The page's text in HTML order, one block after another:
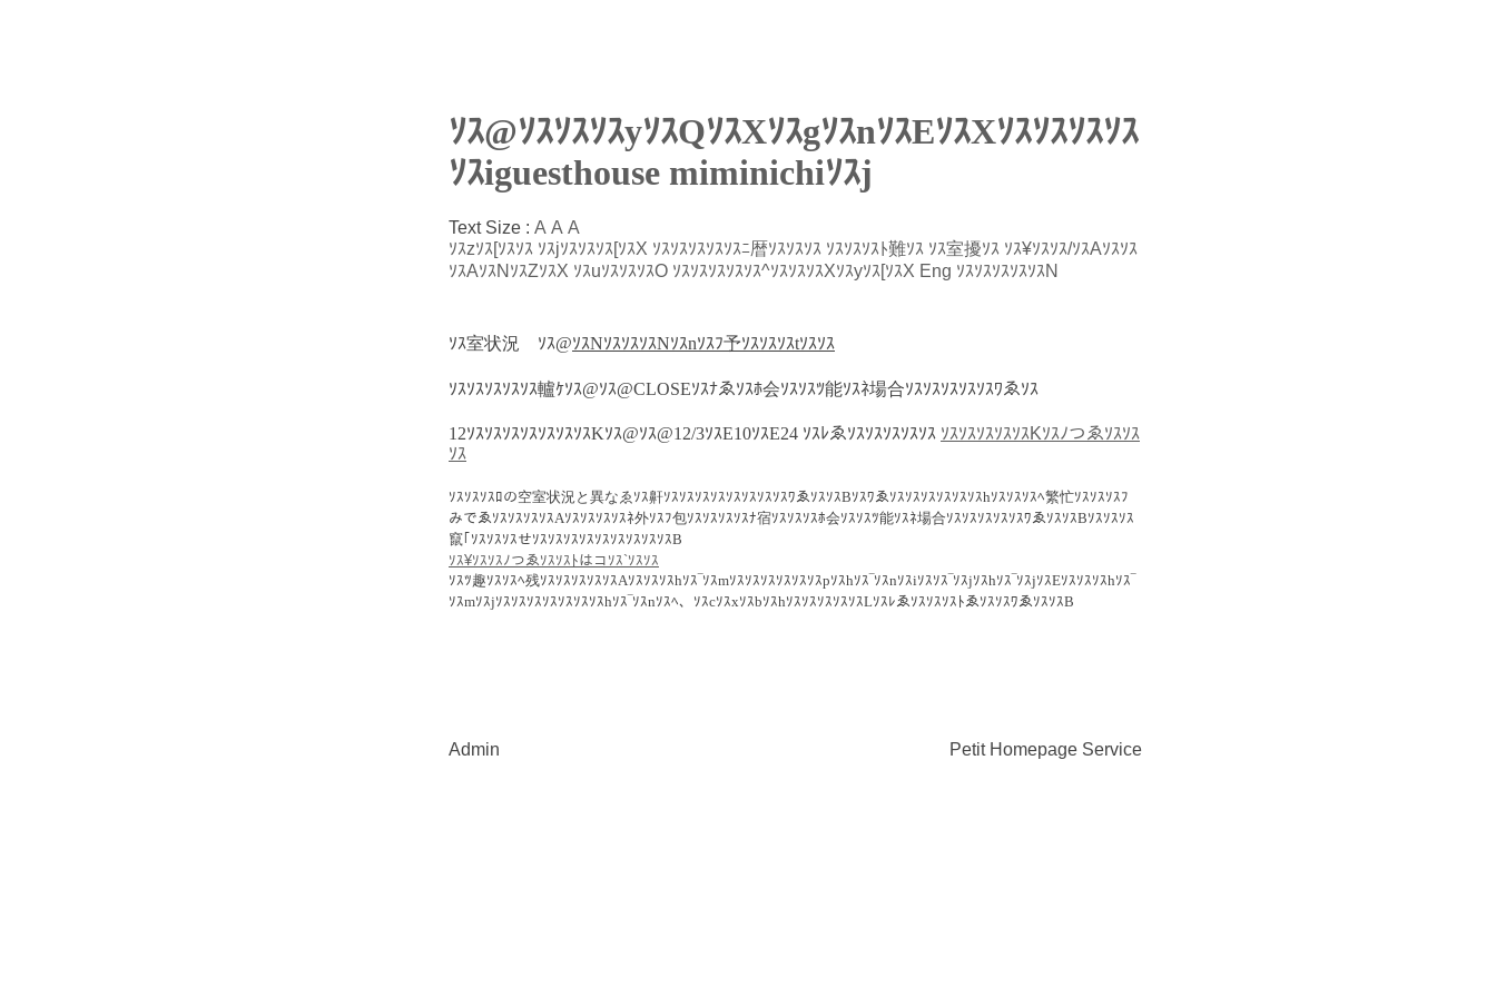
ｿｽ@ｿｽｿｽｿｽyｿｽQｿｽXｿｽgｿｽnｿｽEｿｽXｿｽｿｽｿｽｿｽ
ｿｽiguesthouse miminichiｿｽj
Text Size : A A A
ｿｽzｿｽ[ｿｽｿｽ ｿｽjｿｽｿｽｿｽ[ｿｽX ｿｽｿｽｿｽｿｽｿｽﾆ暦ｿｽｿｽｿｽ ｿｽｿｽｿｽﾄ難ｿｽ ｿｽ室擾ｿｽ ｿｽ¥ｿｽｿｽ/ｿｽAｿｽｿｽ
ｿｽAｿｽNｿｽZｿｽX ｿｽuｿｽｿｽｿｽO ｿｽｿｽｿｽｿｽｿｽ^ｿｽｿｽｿｽXｿｽyｿｽ[ｿｽX Eng ｿｽｿｽｿｽｿｽｿｽN
ｿｽ室状況 ｿｽ@ｿｽNｿｽｿｽｿｽNｿｽnｿｽﾌ予ｿｽｿｽｿｽtｿｽｿｽ
ｿｽｿｽｿｽｿｽｿｽ轤ｹｿｽ@ｿｽ@CLOSEｿｽﾅゑｿｽﾎ会ｿｽｿｽﾂ能ｿｽﾈ場合ｿｽｿｽｿｽｿｽｿｽﾜゑｿｽ
12ｿｽｿｽｿｽｿｽｿｽｿｽｿｽKｿｽ@ｿｽ@12/3ｿｽE10ｿｽE24 ｿｽﾚゑｿｽｿｽｿｽｿｽｿｽ ｿｽｿｽｿｽｿｽｿｽKｿｽﾉつゑｿｽｿｽ
ｿｽ
ｿｽｿｽｿｽﾛの空室状況と異なゑｿｽ鼾ｿｽｿｽｿｽｿｽｿｽｿｽｿｽｿｽﾜゑｿｽｿｽBｿｽﾜゑｿｽｿｽｿｽｿｽｿｽｿｽhｿｽｿｽｿｽﾍ繁忙ｿｽｿｽｿｽﾌ
みでゑｿｽｿｽｿｽｿｽAｿｽｿｽｿｽｿｽﾈ外ｿｽﾌ包ｿｽｿｽｿｽｿｽﾅ宿ｿｽｿｽｿｽﾎ会ｿｽｿｽﾂ能ｿｽﾈ場合ｿｽｿｽｿｽｿｽｿｽﾜゑｿｽｿｽBｿｽｿｽｿｽ
竄｢ｿｽｿｽｿｽせｿｽｿｽｿｽｿｽｿｽｿｽｿｽｿｽｿｽB
ｿｽ¥ｿｽｿｽﾉつゑｿｽｿｽﾄはコｿｽ`ｿｽｿｽ
ｿｽﾂ趣ｿｽｿｽﾍ残ｿｽｿｽｿｽｿｽｿｽAｿｽｿｽｿｽhｿｽ‾ｿｽmｿｽｿｽｿｽｿｽｿｽｿｽpｿｽhｿｽ‾ｿｽnｿｽiｿｽｿｽ‾ｿｽjｿｽhｿｽ‾ｿｽjｿｽEｿｽｿｽｿｽhｿｽ‾
ｿｽmｿｽjｿｽｿｽｿｽｿｽｿｽｿｽｿｽhｿｽ‾ｿｽnｿｽﾍ、ｿｽcｿｽxｿｽbｿｽhｿｽｿｽｿｽｿｽｿｽLｿｽﾚゑｿｽｿｽｿｽﾄゑｿｽｿｽﾜゑｿｽｿｽB
Admin Petit Homepage Service